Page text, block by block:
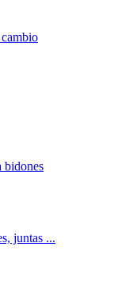
bidones
juntas ...